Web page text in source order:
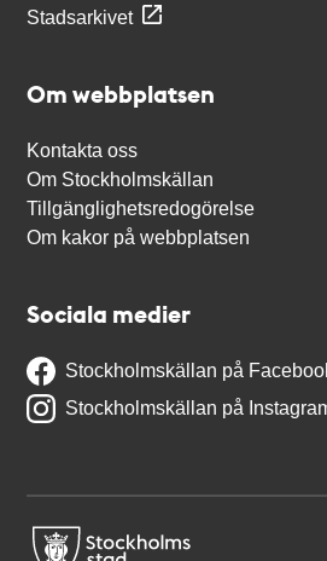
Stadsarkivet
Om webbplatsen
Kontakta oss
Om Stockholmskällan
Tillgänglighetsredogörelse
Om kakor på webbplatsen
Sociala medier
Stockholmskällan på
Stockholmskällan på